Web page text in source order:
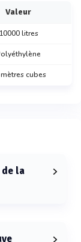
Valeur
10000 litres
cubes
la